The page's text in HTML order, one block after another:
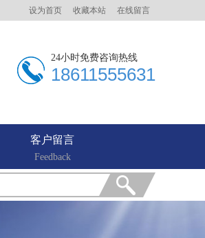
设为首页 收藏本站 在线留言
24小时免费咨询热线
18611555631
客户留言
Feedback